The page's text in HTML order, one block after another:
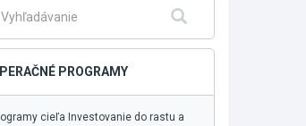
PROGRAMY
cieľa Investovanie do rastu a